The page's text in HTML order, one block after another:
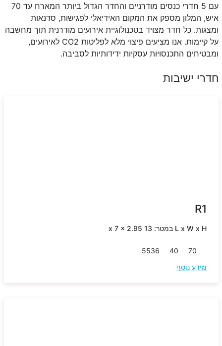
עם 5 חדרי כנסים מודרניים והחדר הגדול ביותר המארח עד 70
איש, המלון מספק את המקום האידיאלי לפגישות, סדנאות
ומצגות. כל חדר מצויד בטכנולוגיית אירועים מודרנית תוך מחשבה
על קיימות. אנו מציעים פיצוי מלא לפליטות CO2 לאירועים,
ומבטיחים התכנסויות עסקיות ידידותיות לסביבה.
חדרי ישיבות
R1
L x W x H במטר: 13 x 7 x 2.95
70
40
36
55
מידע נוסף